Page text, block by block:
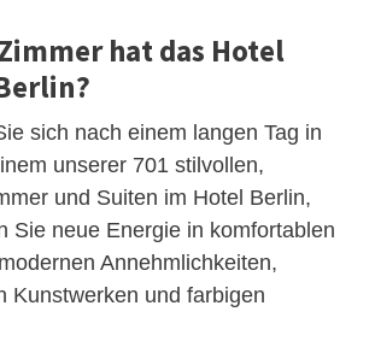
hat das Hotel
sich nach einem langen Tag in
unserer 701 stilvollen,
und Suiten im Hotel Berlin,
Sie neue Energie in komfortablen
Annehmlichkeiten,
Kunstwerken und farbigen